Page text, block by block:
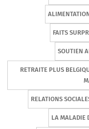
FAITS
SOUTIEN
RETRAITE PLUS
RELATIONS
LA MALADIE